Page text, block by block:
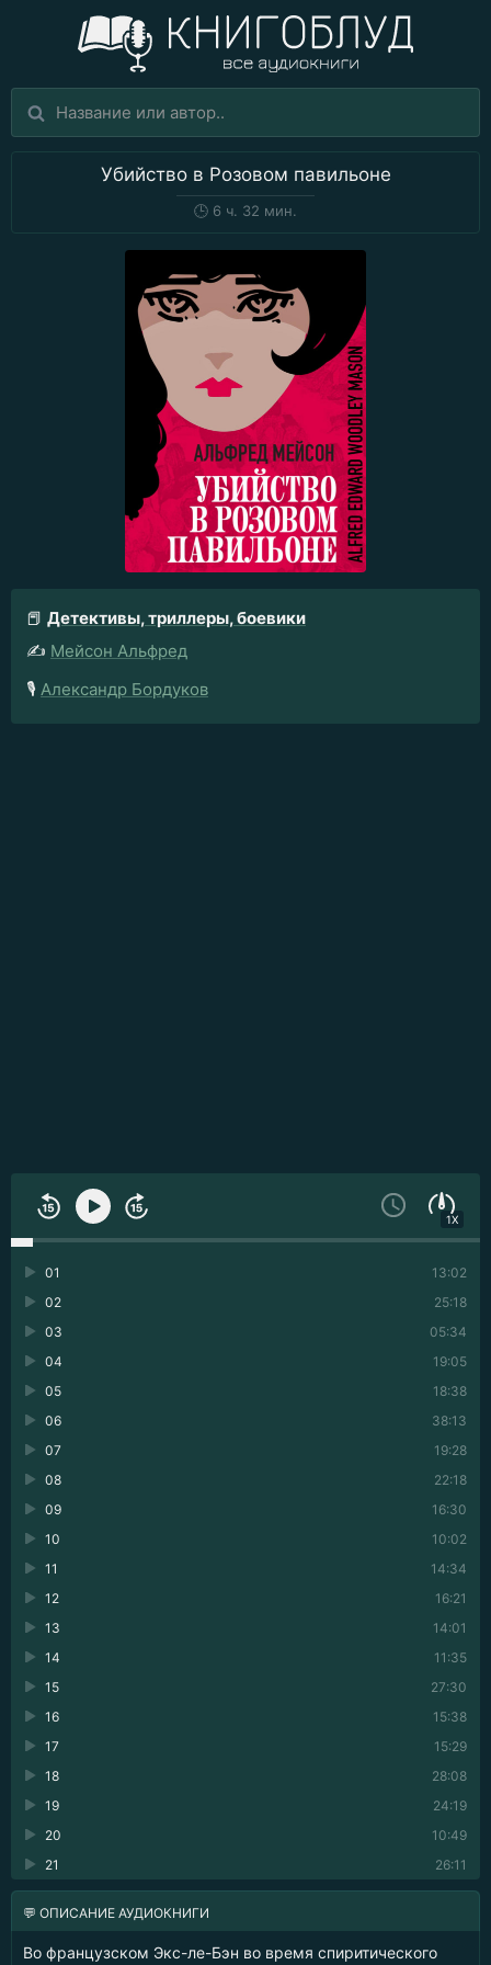
Убийство в Розовом павильоне
🕒 6 ч. 32 мин.
📕 Детективы, триллеры, боевики
✍️ Мейсон Альфред
🎙️ Александр Бордуков
1X
13:02
01
25:18
02
05:34
03
19:05
04
18:38
05
38:13
06
19:28
07
22:18
08
16:30
09
10:02
10
14:34
11
16:21
12
14:01
13
11:35
14
27:30
15
15:38
16
15:29
17
28:08
18
24:19
19
10:49
20
26:11
21
💬 ОПИСАНИЕ АУДИОКНИГИ
Во французском Экс-ле-Бэн во время спиритического